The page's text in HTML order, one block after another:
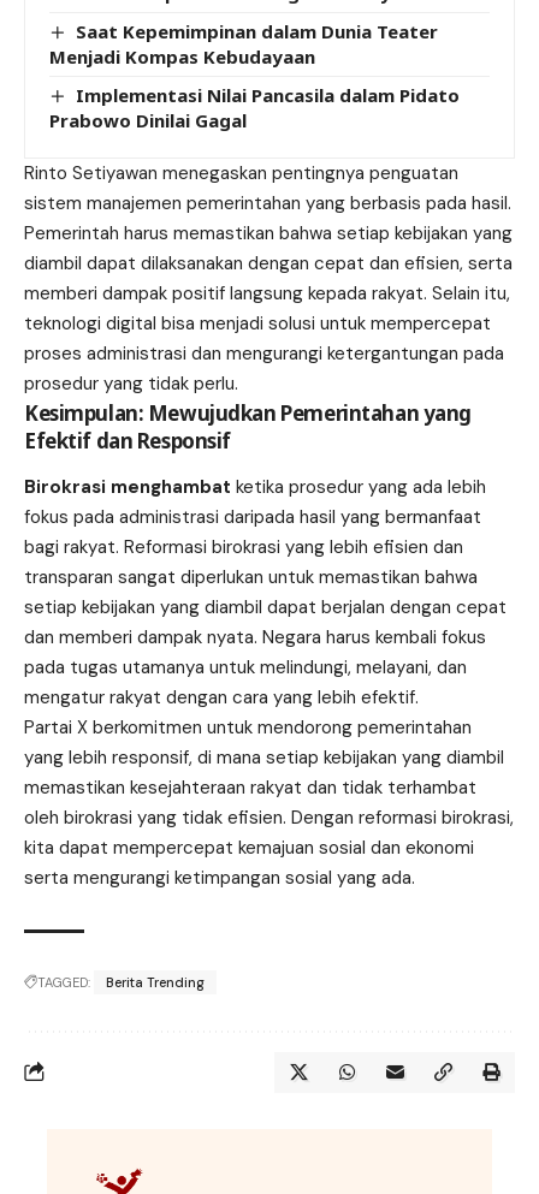
Saat Kepemimpinan dalam Dunia Teater
Menjadi Kompas Kebudayaan
Implementasi Nilai Pancasila dalam Pidato
Prabowo Dinilai Gagal
Rinto Setiyawan menegaskan pentingnya penguatan
sistem manajemen pemerintahan yang berbasis pada hasil.
Pemerintah harus memastikan bahwa setiap kebijakan yang
diambil dapat dilaksanakan dengan cepat dan efisien, serta
memberi dampak positif langsung kepada rakyat. Selain itu,
teknologi digital bisa menjadi solusi untuk mempercepat
proses administrasi dan mengurangi ketergantungan pada
prosedur yang tidak perlu.
Kesimpulan: Mewujudkan Pemerintahan yang
Efektif dan Responsif
Birokrasi menghambat ketika prosedur yang ada lebih
fokus pada administrasi daripada hasil yang bermanfaat
bagi rakyat. Reformasi birokrasi yang lebih efisien dan
transparan sangat diperlukan untuk memastikan bahwa
setiap kebijakan yang diambil dapat berjalan dengan cepat
dan memberi dampak nyata. Negara harus kembali fokus
pada tugas utamanya untuk melindungi, melayani, dan
mengatur rakyat dengan cara yang lebih efektif.
Partai X berkomitmen untuk mendorong pemerintahan
yang lebih responsif, di mana setiap kebijakan yang diambil
memastikan kesejahteraan rakyat dan tidak terhambat
oleh birokrasi yang tidak efisien. Dengan reformasi birokrasi,
kita dapat mempercepat kemajuan sosial dan ekonomi
serta mengurangi ketimpangan sosial yang ada.
TAGGED: Berita Trending